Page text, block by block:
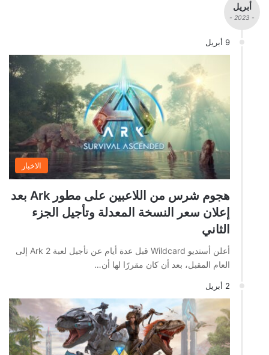
أبريل
- 2023 -
9 أبريل
الاخبار
هجوم شرس من اللاعبين على مطور Ark بعد
إعلان سعر النسخة المعدلة وتأجيل الجزء
الثاني
أعلن أستديو Wildcard قبل عدة أيام عن تأجيل لعبة Ark 2 إلى
العام المقبل، بعد أن كان مقررًا لها أن…
2 أبريل